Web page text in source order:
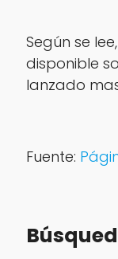
Según se
disponible
lanzado
Fuente: